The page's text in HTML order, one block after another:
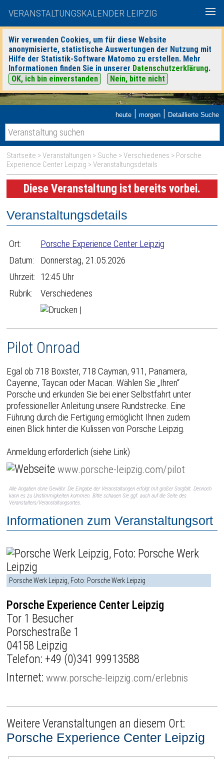
VERANSTALTUNGSKALENDER LEIPZIG
Wir verwenden Cookies, um für diese Website
anonymisierte, statistische Auswertungen der Nutzung mit
Hilfe der Statistik-Software Matomo zu erstellen. Mehr
Informationen finden Sie in unserer Datenschutzerklärung.
OK, ich bin einverstanden
Nein, bitte nicht
heute | morgen | Detaillierte Suche
Startseite >Veranstaltungen > Suche >Verschiedenes > Porsche
Experience Center Leipzig > Veranstaltungsdetails
Diese Veranstaltung ist bereits vorbei.
Veranstaltungsdetails
Ort:
Porsche Experience Center Leipzig
Datum:
Donnerstag, 21.05.2026
Uhrzeit: 12:45 Uhr
Rubrik:
Verschiedenes
|
Pilot Onroad
Egal ob 718 Boxster, 718 Cayman, 911, Panamera,
Cayenne, Taycan oder Macan. Wählen Sie „Ihren“
Porsche und erkunden Sie bei einer Selbstfahrt unter
professioneller Anleitung unsere Rundstrecke. Eine
Führung durch die Fertigung ermöglicht Ihnen zudem
einen Blick hinter die Kulissen von Porsche Leipzig.
Anmeldung erforderlich (siehe Link)
www.porsche-leipzig.com/pilot
Alle Angaben ohne Gewähr. Die Eingabe der Veranstaltungen erfolgt mit großer Sorgfalt. Dennoch
kann es zu Unstimmigkeiten kommen. Bitte schauen Sie ggf. auch auf die Seite des
Veranstalters/Veranstaltungsortes.
Informationen zum Veranstaltungsort
Porsche Werk Leipzig, Foto: Porsche Werk Leipzig
Porsche Experience Center Leipzig
Tor 1 Besucher
Porschestraße 1
04158 Leipzig
Telefon: +49 (0)341 99913588
Internet:www.porsche-leipzig.com/erlebnis
Weitere Veranstaltungen an diesem Ort:
Porsche Experience Center Leipzig